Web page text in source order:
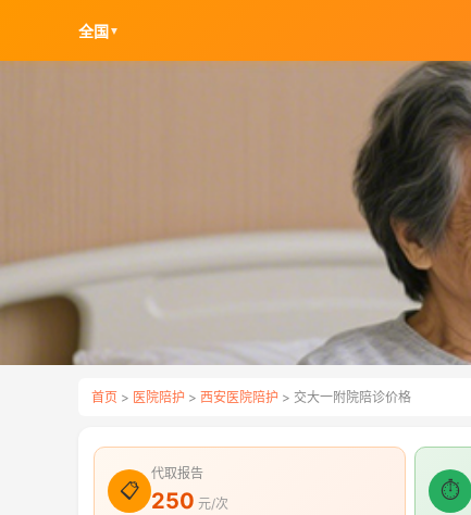
全国 ▼
首页 > 医院陪护 > 西安医院陪护 > 交大一附院陪诊价格
📋
代取报告
250 元/次
⏱